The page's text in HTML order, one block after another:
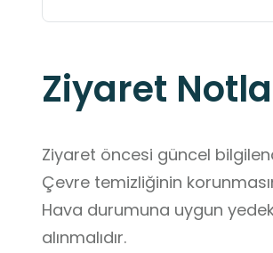
Ziyaret
Ziyaret öncesi güncel
Çevre temizliğinin
Hava durumuna uygun
alınmalıdır.